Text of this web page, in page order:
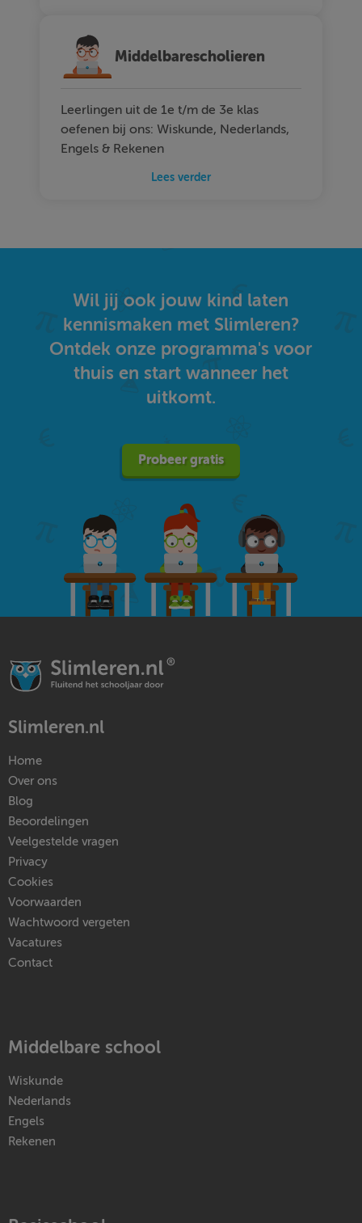
Middelbarescholieren
Leerlingen uit de 1e t/m de 3e klas
oefenen bij ons: Wiskunde, Nederlands,
Engels & Rekenen
Lees verder
Wil jij ook jouw kind laten
kennismaken met Slimleren?
Ontdek onze programma's voor
thuis en start wanneer het
uitkomt.
Probeer gratis
Slimleren.nl
Home
Over ons
Blog
Beoordelingen
Veelgestelde vragen
Privacy
Cookies
Voorwaarden
Wachtwoord vergeten
Vacatures
Contact
Middelbare school
Wiskunde
Nederlands
Engels
Rekenen